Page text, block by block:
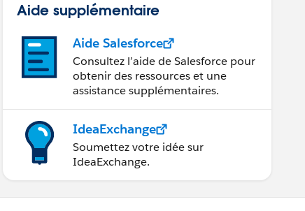
Aide supplémentaire
Aide Salesforce
Consultez l’aide de Salesforce pour
obtenir des ressources et une
assistance supplémentaires.
IdeaExchange
Soumettez votre idée sur
IdeaExchange.